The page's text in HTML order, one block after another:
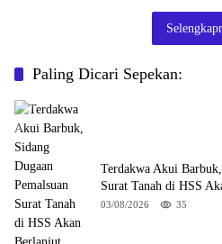
Paling Dicari Sepekan:
Terdakwa Akui
Surat Tanah di HSS
03/08/2026 35